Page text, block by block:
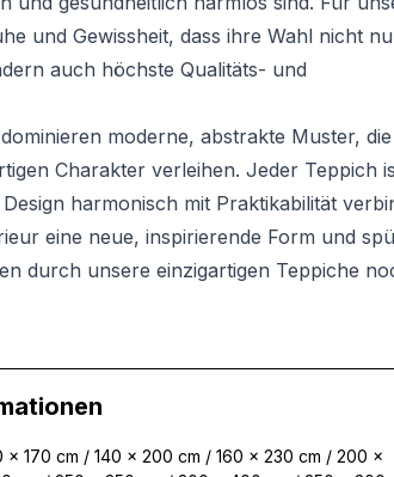
und Gewissheit, dass ihre Wahl nicht
auch höchste Qualitäts- und
moderne, abstrakte Muster, die
Charakter verleihen. Jeder Teppich
harmonisch mit Praktikabilität
eine neue, inspirierende Form und
durch unsere einzigartigen Teppiche
x 170 cm / 140 x 200 cm / 160 x 230 cm / 200 x